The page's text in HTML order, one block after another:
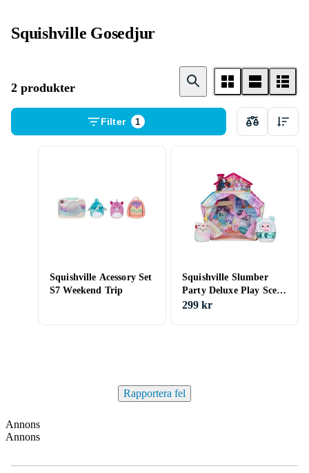
Squishville Gosedjur
2 produkter
Filter 1
Squishville Acessory Set
S7 Weekend Trip
Squishville Slumber
Party Deluxe Play Scene
S7 Spring 24 (2410517)
299 kr
Rapportera fel
Annons
Annons